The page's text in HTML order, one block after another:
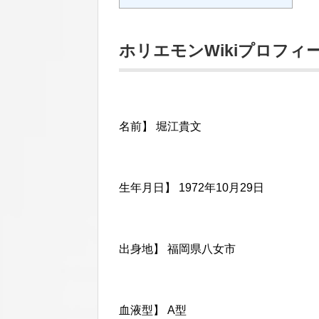
ホリエモンWikiプロフィ
名前】 堀江貴文
生年月日】 1972年10月29日
出身地】 福岡県八女市
血液型】 A型